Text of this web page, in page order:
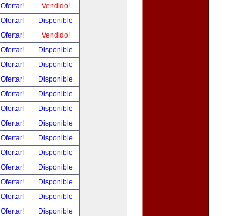
Ofertar!
Vendido!
Ofertar!
Disponible
Ofertar!
Vendido!
Ofertar!
Disponible
Ofertar!
Disponible
Ofertar!
Disponible
Ofertar!
Disponible
Ofertar!
Disponible
Ofertar!
Disponible
Ofertar!
Disponible
Ofertar!
Disponible
Ofertar!
Disponible
Ofertar!
Disponible
Ofertar!
Disponible
Ofertar!
Disponible